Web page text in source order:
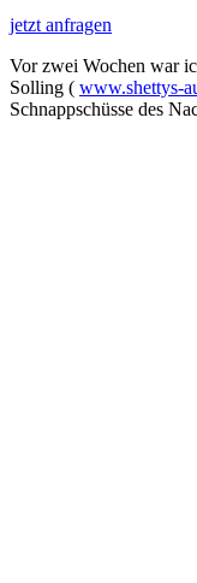
jetzt anfragen
Vor zwei Wochen war
Solling ( www.shettys-
Schnappschüsse des